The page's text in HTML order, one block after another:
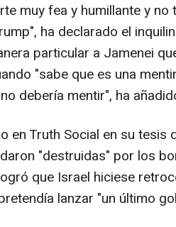
muy fea y humillante y no
ha declarado el
particular a Jamenei
"sabe que es una
debería mentir", ha
en Truth Social en su tesis
"destruidas" por los
que Israel hiciese
lanzar "un último